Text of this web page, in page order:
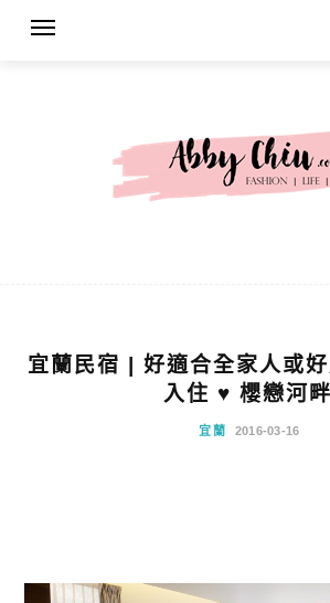
宜蘭民宿 | 好適合全家人或
入住 ♥ 櫻戀河畔
宜蘭 2016-03-16